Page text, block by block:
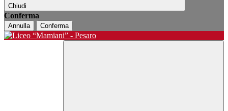
Chiudi
Conferma
Annulla Conferma